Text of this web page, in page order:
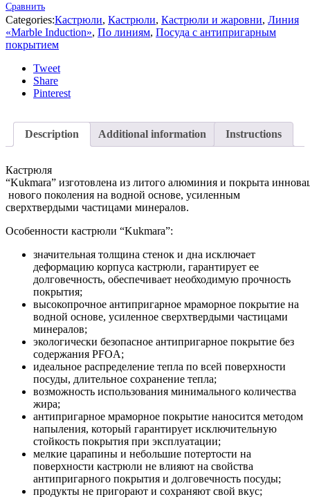
Сравнить
Categories:Кастрюли, Кастрюли, Кастрюли и жаровни, Линия
«Marble Induction», По линиям, Посуда с антипригарным
покрытием
Tweet
Share
Pinterest
Description Additional information Instructions
Кастрюля
“Kukmara” изготовлена из литого алюминия и покрыта
нового поколения на водной основе, усиленным
сверхтвердыми частицами минералов.
Особенности кастрюли “Kukmara”:
значительная толщина стенок и дна исключает
деформацию корпуса кастрюли, гарантирует ее
долговечность, обеспечивает необходимую прочность
покрытия;
высокопрочное антипригарное мраморное покрытие на
водной основе, усиленное сверхтвердыми частицами
минералов;
экологически безопасное антипригарное покрытие без
содержания PFOA;
идеальное распределение тепла по всей поверхности
посуды, длительное сохранение тепла;
возможность использования минимального количества
жира;
антипригарное мраморное покрытие наносится методом
напыления, который гарантирует исключительную
стойкость покрытия при эксплуатации;
мелкие царапины и небольшие потертости на
поверхности кастрюли не влияют на свойства
антипригарного покрытия и долговечность посуды;
продукты не пригорают и сохраняют свой вкус;